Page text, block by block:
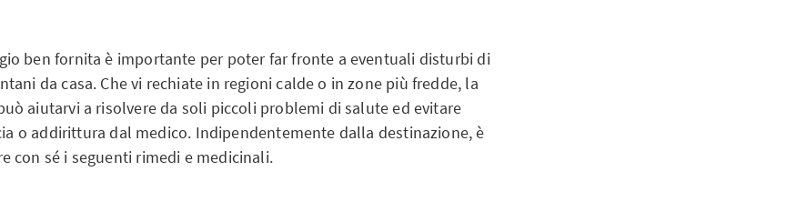
ben fornita è importante per poter far fronte a eventuali disturbi di
da casa. Che vi rechiate in regioni calde o in zone più fredde, la
aiutarvi a risolvere da soli piccoli problemi di salute ed evitare
o addirittura dal medico. Indipendentemente dalla destinazione, è
con sé i seguenti rimedi e medicinali.